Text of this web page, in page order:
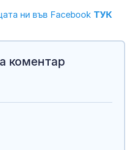
ни във Facebook ТУК
коментар